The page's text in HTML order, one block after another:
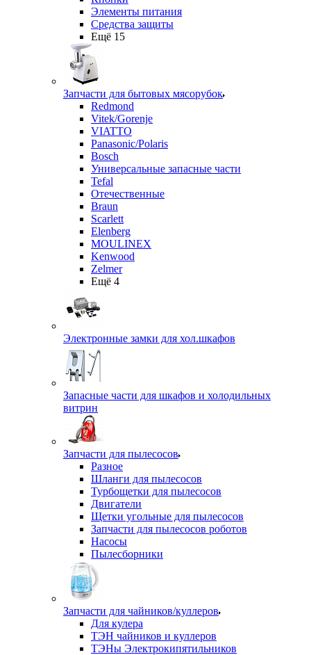
Элементы питания
Средства защиты
Ещё 15
Запчасти для бытовых мясорубок
Redmond
Vitek/Gorenje
VIATTO
Panasonic/Polaris
Bosch
Универсальные запасные части
Tefal
Отечественные
Braun
Scarlett
Elenberg
MOULINEX
Kenwood
Zelmer
Ещё 4
Электронные замки для хол.шкафов
Запасные части для шкафов и холодильных
витрин
Запчасти для пылесосов
Разное
Шланги для пылесосов
Турбощетки для пылесосов
Двигатели
Щетки угольные для пылесосов
Запчасти для пылесосов роботов
Насосы
Пылесборники
Запчасти для чайников/куллеров
Для кулера
ТЭН чайников и куллеров
ТЭНы Электрокипятильников